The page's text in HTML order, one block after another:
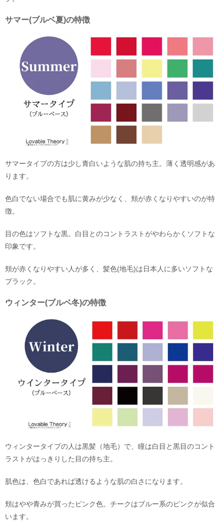
サマー(ブルベ夏)の特徴
サマータイプの方は少し青白いような肌の持ち主。薄く透明感があ
ります。
色白でない場合でも肌に黄みが少なく、頬が赤くなりやすいのが特
徴。
目の色はソフトな黒。白目とのコントラストがやわらかくソフトな
印象です。
頬が赤くなりやすい人が多く、髪色(地毛)は日本人に多いソフトな
ブラック。
ウィンター(ブルベ冬)の特徴
ウィンタータイプの人は黒髪（地毛）で、瞳は白目と黒目のコント
ラストがはっきりした目の持ち主。
肌色は、色白であれば透けるような肌の白さになります。
頬はやや青みが買ったピンク色。チークはブルー系のピンクが似合
います。